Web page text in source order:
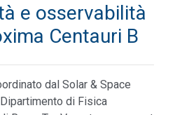
e osservabilità
Centauri B
dal Solar & Space
di Fisica